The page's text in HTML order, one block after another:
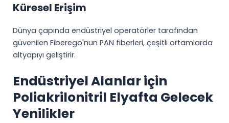
Küresel Erişim
Dünya çapında endüstriyel operatörler tarafından
güvenilen Fiberego'nun PAN fiberleri, çeşitli ortamlarda
altyapıyı geliştirir.
Endüstriyel Alanlar için
Poliakrilonitril Elyafta Gelecek
Yenilikler